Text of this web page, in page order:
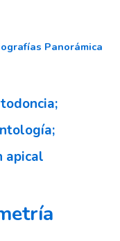
Panorámica
apical